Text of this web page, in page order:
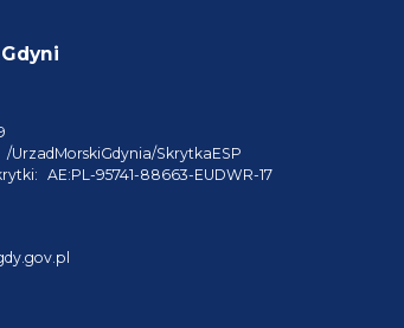
/UrzadMorskiGdynia/SkrytkaESP
AE:PL-95741-88663-EUDWR-17